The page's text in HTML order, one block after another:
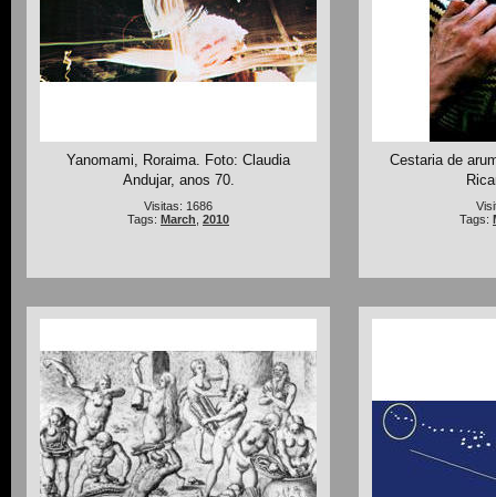
Yanomami, Roraima. Foto: Claudia
Andujar, anos 70.
Visitas: 1686
Tags: March 2010
Cestaria de
Tags: